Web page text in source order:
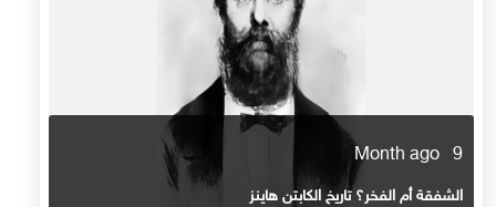
9 Month ago
الشفقة أم الفخر؟ تاريخ الكابتن هاينز